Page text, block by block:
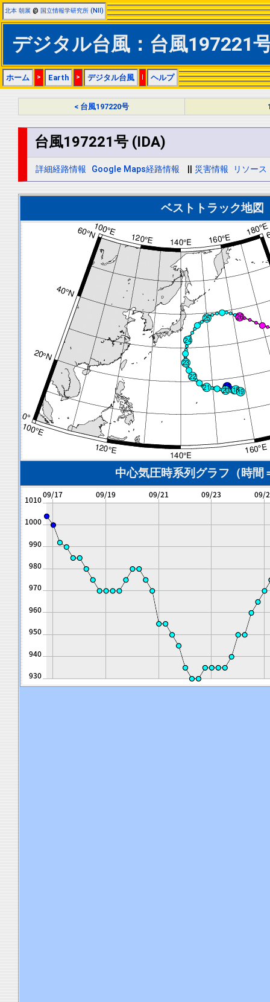
北本 朝展 @ 国立情報学研究所 (NII)
デジタル台風：台風197221
ホーム > Earth > デジタル台風 | ヘルプ
< 台風197220号
台風197221号 (IDA)
詳細経路情報 Google Maps経路情報 災害情報 リソース
ベストトラック地図
中心気圧時系列グラフ（時間